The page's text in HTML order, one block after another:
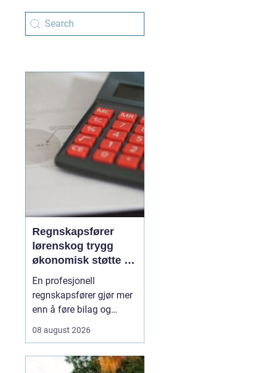
Regnskapsfører
lørenskog trygg
økonomisk støtte i
hverdagen
En profesjonell
regnskapsfører gjør mer
enn å føre bilag og
mange mindre bedrifter i
regnskapsføreren en
08 august 2026